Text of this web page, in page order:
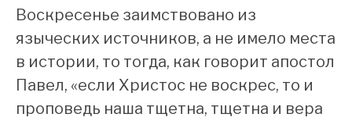
Воскресенье заимствовано из
языческих источников, а не имело места
в истории, то тогда, как говорит апостол
Павел, «если Христос не воскрес, то и
проповедь наша тщетна, тщетна и вера